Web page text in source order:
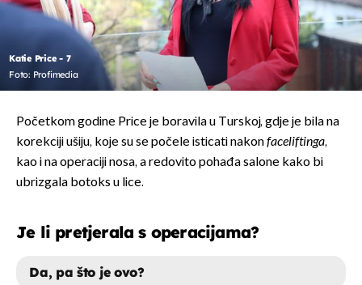
Katie Price - 7
Foto: Profimedia
Početkom godine Price je boravila u Turskoj, gdje je bila na
korekciji ušiju, koje su se počele isticati nakonfaceliftinga,
kao i na operaciji nosa, a redovito pohađa salone kako bi
ubrizgala botoks u lice.
Je li pretjerala s operacijama?
Da, pa što je ovo?